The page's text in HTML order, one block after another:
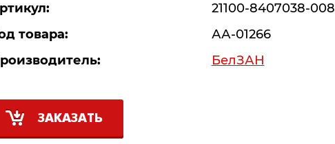
21100-8407038-008
товара:
АА-01266
БелЗАН
ЗАКАЗАТЬ